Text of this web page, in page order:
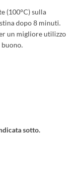
(100°C) sulla
dopo 8 minuti.
un migliore utilizzo
buono.
sotto.